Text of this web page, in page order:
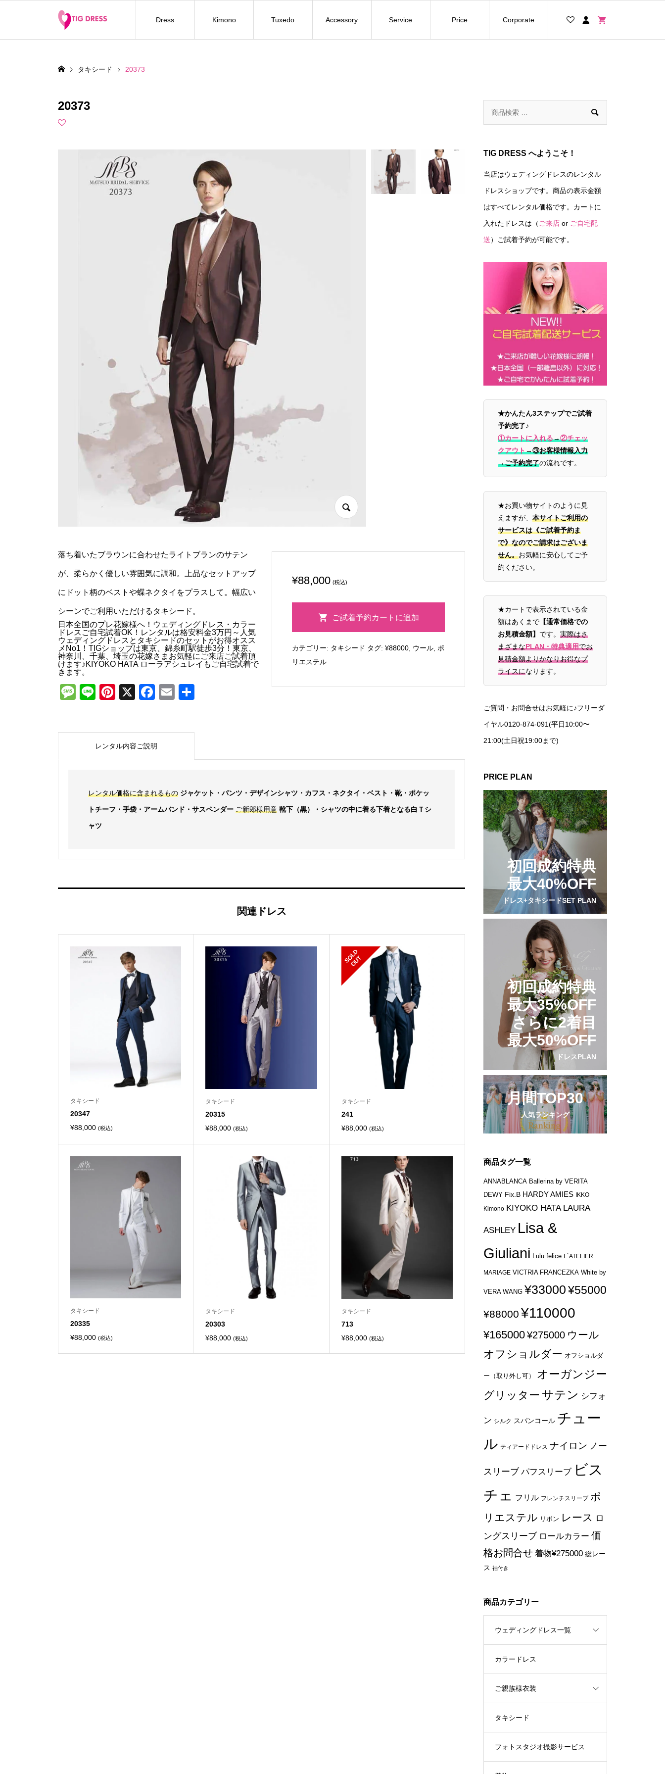
Dress Kimono Tuxedo Accessory Service Price Corporate
タキシード 20373
20373
落ち着いたブラウンに合わせたライトブランのサテン
が、柔らかく優しい雰囲気に調和。上品なセットアップ
にドット柄のベストや蝶ネクタイをプラスして。幅広い
シーンでご利用いただけるタキシード。
日本全国のプレ花嫁様へ！ウェディングドレス・カラー
ドレスご自宅試着OK！レンタルは格安料金3万円～人気
ウェディングドレスとタキシードのセットがお得オスス
メNo1！TIGショップは東京、錦糸町駅徒歩3分！東京、
神奈川、千葉、埼玉の花嫁さまお気軽にご来店ご試着頂
けます♪KIYOKO HATA ローラアシュレイもご自宅試着で
きます。
Message
LinePinterest
X Facebook
Email
¥88,000 (税込)
ご試着予約カートに追加
カテゴリー: タキシード タグ:¥88000 ウール ポ
リエステル
レンタル内容ご説明
レンタル価格に含まれるもの ジャケット・パンツ・デザインシャツ・カフス・ネクタイ・ベスト・靴・ポケッ
トチーフ・手袋・アームバンド・サスペンダー ご新郎様用意 靴下（黒）・シャツの中に着る下着となる白Ｔシ
ャツ
関連ドレス
タキシード
20347
¥88,000 (税込)
タキシード
20315
¥88,000 (税込)
S
O
L
D
O
U
T
タキシード
241
¥88,000 (税込)
タキシード
20335
¥88,000 (税込)
タキシード
20303
¥88,000 (税込)
タキシード
713
¥88,000 (税込)

TIG DRESS へようこそ！
当店はウェディングドレスのレンタル
ドレスショップです。商品の表示金額
はすべてレンタル価格です。カートに
入れたドレスは（ ご来店 or ご自宅配
送）ご試着予約が可能です。
★かんたん3ステップでご試着
予約完了♪
①カートに入れる→②チェッ
クアウト→③お客様情報入力
→ご予約完了の流れです。
★お買い物サイトのように見
えますが、 本サイトご利用の
サービスは《ご試着予約ま
で》なのでご請求はございま
せん。お気軽に安心してご予
約ください。
★カートで表示されている金
額はあくまで 【通常価格での
お見積金額】 です。 実際はさ
まざまなPLAN・特典適用でお
見積金額よりかなりお得なプ
ライスになります。
ご質問・お問合せはお気軽に♪フリーダ
イヤル0120-874-091(平日10:00〜
21:00(土日祝19:00まで)
PRICE PLAN
初回成約特典
最大40%OFF
ドレス+タキシードSET PLAN
初回成約特典
最大35%OFF
さらに2着目
最大50%OFF
ドレスPLAN
月間TOP30
人気ランキング
商品タグ一覧
ANNABLANCA Ballerina by VERITA
DEWY Fix.B HARDY AMIES IKKO
Kimono KIYOKO HATA LAURA
ASHLEY Lisa &
Giuliani
Lulu felice L`ATELIER
MARIAGE VICTRIA FRANCEZKA White by
VERA WANG ¥33000¥55000
¥88000 ¥110000
¥165000¥275000 ウール
オフショルダー オフショルダ
ー（取り外し可） オーガンジー
グリッター サテン シフォ
ン シルク スパンコール チュー
ル ティアードドレス ナイロン ノー
スリーブ パフスリーブ ビス
チェ フリル フレンチスリーブ ポ
リエステル リボン レース ロ
ングスリーブ ロールカラー 価
格お問合せ 着物¥275000 総レー
ス 袖付き
商品カテゴリー
ウェディングドレス一覧
カラードレス
ご親族様衣装
タキシード
フォトスタジオ撮影サービス